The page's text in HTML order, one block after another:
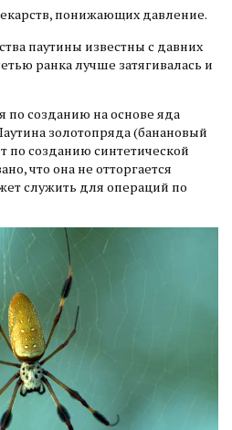
понижающих давление.
паутины известны с давних
ранка лучше затягивалась и
по созданию на основе яда
золотопряда (банановый
по созданию синтетической
что она не отторгается
служить для операций по